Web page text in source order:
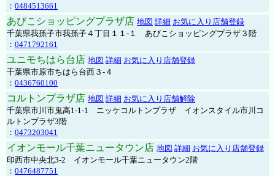
： 0484513661
あびこショッピングプラザ店 地図 詳細 お気に入り店舗登録
千葉県我孫子市我孫子４丁目１１-１ あびこショッピングプラザ３階
： 0471792161
ユニモちはら台店 地図 詳細 お気に入り店舗登録
千葉県市原市ちはら台西３-４
： 0436760100
コルトンプラザ店 地図 詳細 お気に入り店舗解除
千葉県市川市鬼高1-1-1 ニッケコルトンプラザ イオンスタイル市川コ
ルトンプラザ3階
： 0473203041
イオンモール千葉ニュータウン店 地図 詳細 お気に入り店舗登録
印西市中央北3-2 イオンモール千葉ニュータウン2階
： 0476487751